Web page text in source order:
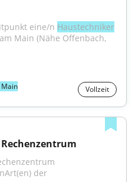
eine/n Haustechniker
am Main (Nähe Offenbach,
Vollzeit
der